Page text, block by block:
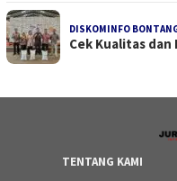
DISKOMINFO
Cek Kualitas
TENTANG KAMI